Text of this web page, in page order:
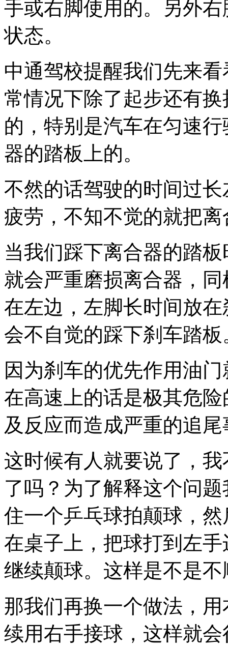
手或右脚使用的。另外
状态。
中通驾校提醒我们先来
常情况下除了起步还有
的，特别是汽车在匀速
器的踏板上的。
不然的话驾驶的时间过
疲劳，不知不觉的就把
当我们踩下离合器的踏
就会严重磨损离合器，
在左边，左脚长时间放
会不自觉的踩下刹车踏板
因为刹车的优先作用油
在高速上的话是极其危
及反应而造成严重的追
这时候有人就要说了，
了吗？为了解释这个问
住一个乒乓球拍颠球，
在桌子上，把球打到左
继续颠球。这样是不是不
那我们再换一个做法，
续用右手接球，这样就